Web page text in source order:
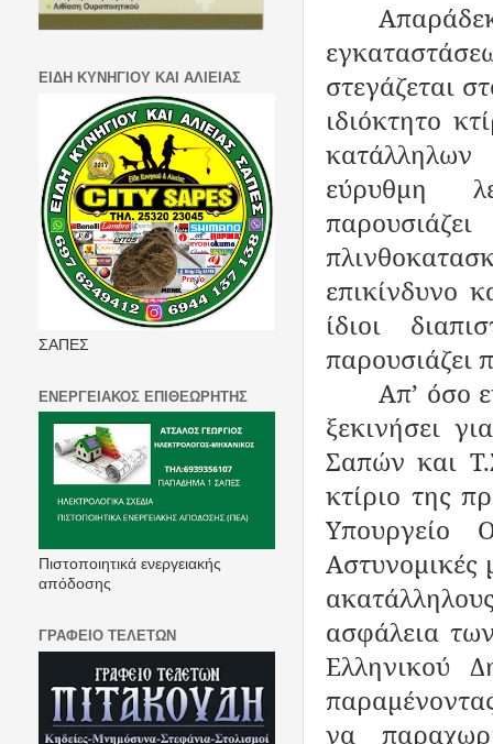
στεγάζεται
ιδιόκτητο
εύρυθμη
επικίνδυνο
ίδιοι
παρουσιάζει
Απ’ όσο
ξεκινήσει
Σαπών και
κτίριο της
Υπουργείο
Αστυνομικές
ασφάλεια
Ελληνικού
να
ΕΙΔΗ ΚΥΝΗΓΙΟΥ ΚΑΙ ΑΛΙΕΙΑΣ
ΣΑΠΕΣ
ΕΝΕΡΓΕΙΑΚΟΣ ΕΠΙΘΕΩΡΗΤΗΣ
Πιστοποιητικά ενεργειακής
απόδοσης
ΓΡΑΦΕΙΟ ΤΕΛΕΤΩΝ